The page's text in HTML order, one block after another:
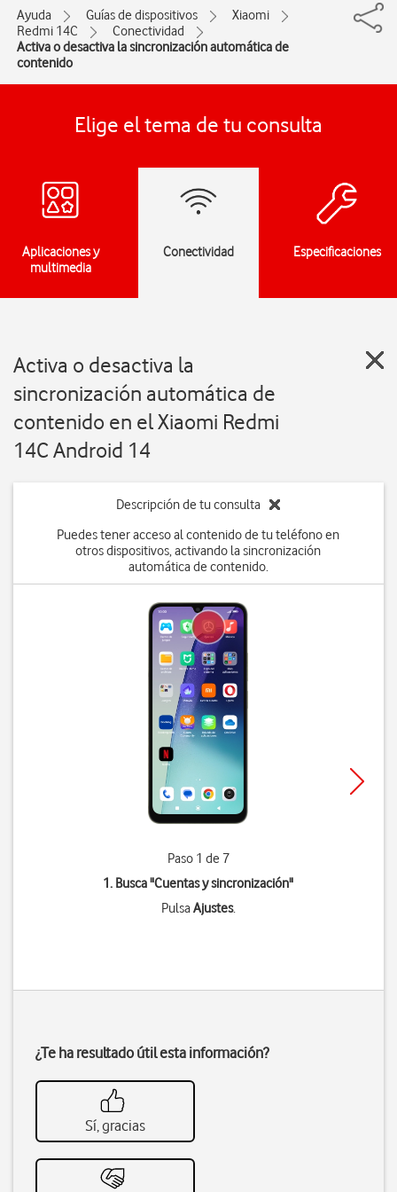
Ayuda Guías de dispositivos
Xiaomi
Redmi 14C
Conectividad
Activa o desactiva la sincronización automática de
contenido
Elige el tema de tu consulta
Aplicaciones y
multimedia
Conectividad Especificaciones
Activa o desactiva la
sincronización automática de
contenido en el Xiaomi Redmi
14C Android 14
Descripción de tu consulta
Puedes tener acceso al contenido de tu teléfono en
otros dispositivos, activando la sincronización
automática de contenido.
Paso 1 de 7
1. Busca "Cuentas y sincronización"
PulsaAjustes.
¿Te ha resultado útil esta información?
Sí, gracias